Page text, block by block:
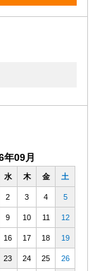
年09月
水 木 金 土
2 3 4 5
9 10 11 12
16 17 18 19
23 24 25 26